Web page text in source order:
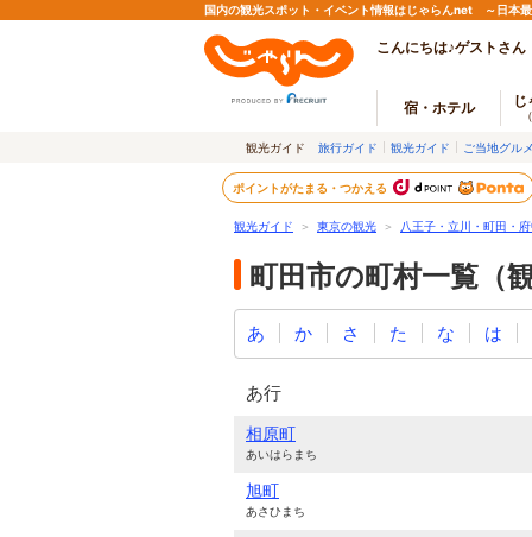
国内の観光スポット・イベント情報はじゃらんnet ～日本
こんにちは♪ゲストさん
宿・ホテル じ
観光ガイド 旅行ガイド 観光ガイド ご当地グル
ポイントがたまる・つかえる
観光ガイド ＞ 東京の観光 ＞ 八王子・立川・町田・
町田市の町村一覧（観
あ か さ た な は
あ行
相原町
あいはらまち
旭町
あさひまち